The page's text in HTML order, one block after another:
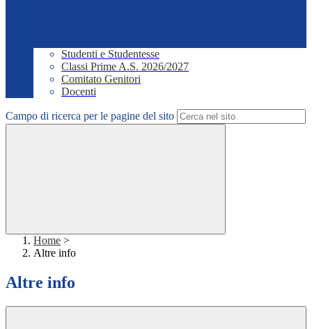
Studenti e Studentesse
Classi Prime A.S. 2026/2027
Comitato Genitori
Docenti
Campo di ricerca per le pagine del sito
Home >
Altre info
Altre info